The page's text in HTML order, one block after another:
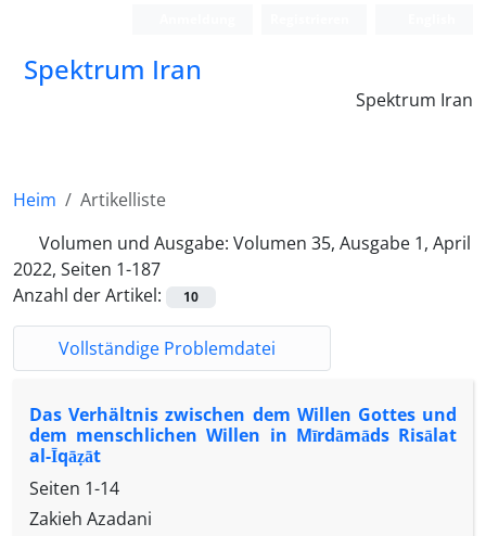
Spektrum Iran
Spektrum Iran
Heim
Artikelliste
Volumen und Ausgabe: Volumen 35, Ausgabe 1, April
2022, Seiten 1-187
Anzahl der Artikel:
10
Vollständige Problemdatei
Das Verhältnis zwischen dem Willen Gottes und
dem menschlichen Willen in Mīrdāmāds Risālat
al-Īqāẓāt
Seiten 1-14
Zakieh Azadani